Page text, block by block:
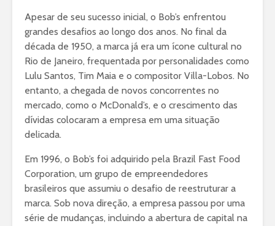
Apesar de seu sucesso inicial, o Bob’s enfrentou
grandes desafios ao longo dos anos. No final da
década de 1950, a marca já era um ícone cultural no
Rio de Janeiro, frequentada por personalidades como
Lulu Santos, Tim Maia e o compositor Villa-Lobos. No
entanto, a chegada de novos concorrentes no
mercado, como o McDonald’s, e o crescimento das
dívidas colocaram a empresa em uma situação
delicada.
Em 1996, o Bob’s foi adquirido pela Brazil Fast Food
Corporation, um grupo de empreendedores
brasileiros que assumiu o desafio de reestruturar a
marca. Sob nova direção, a empresa passou por uma
série de mudanças, incluindo a abertura de capital na